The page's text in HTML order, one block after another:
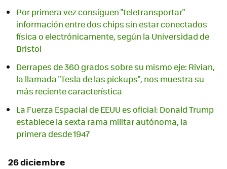
Por primera vez consiguen "teletransportar"
información entre dos chips sin estar conectados
física o electrónicamente, según la Universidad de
Bristol
Derrapes de 360 grados sobre su mismo eje: Rivian,
la llamada "Tesla de las pickups", nos muestra su
más reciente característica
La Fuerza Espacial de EEUU es oficial: Donald Trump
establece la sexta rama militar autónoma, la
primera desde 1947
26 diciembre